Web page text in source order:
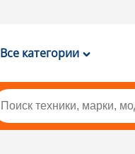
Все категории